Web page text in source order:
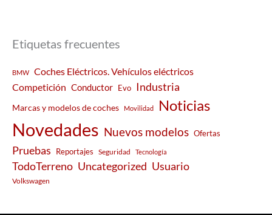
Etiquetas frecuentes
BMW
Coches Eléctricos. Vehículos eléctricos
Competición Conductor Evo Industria
Marcas y modelos de coches Movilidad Noticias
Novedades Nuevos modelos Ofertas
Pruebas Reportajes Seguridad Tecnología
TodoTerreno Uncategorized Usuario
Volkswagen